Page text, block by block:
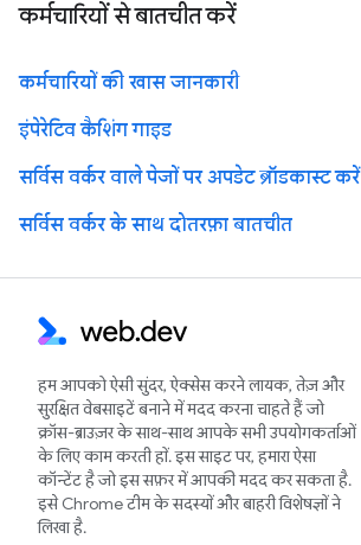
कर्मचारियों से बातचीत करें
कर्मचारियों की खास जानकारी
इंपेरेटिव कैशिंग गाइड
सर्विस वर्कर वाले पेजों पर अपडेट ब्रॉडकास्ट करें
सर्विस वर्कर के साथ दोतरफ़ा बातचीत
हम आपको ऐसी सुंदर, ऐक्सेस करने लायक, तेज़ और
सुरक्षित वेबसाइटें बनाने में मदद करना चाहते हैं जो
क्रॉस-ब्राउज़र के साथ-साथ आपके सभी उपयोगकर्ताओं
के लिए काम करती हों. इस साइट पर, हमारा ऐसा
कॉन्टेंट है जो इस सफ़र में आपकी मदद कर सकता है.
इसे Chrome टीम के सदस्यों और बाहरी विशेषज्ञों ने
लिखा है.